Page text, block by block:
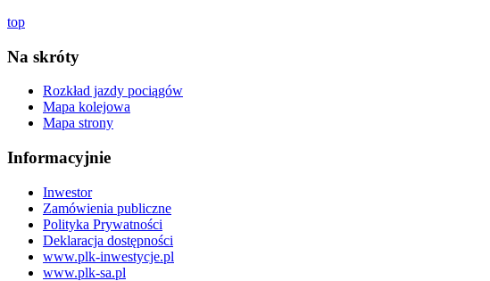
top
Na skróty
Rozkład jazdy pociągów
Mapa kolejowa
Mapa strony
Informacyjnie
Inwestor
Zamówienia publiczne
Polityka Prywatności
Deklaracja dostępności
www.plk-inwestycje.pl
www.plk-sa.pl